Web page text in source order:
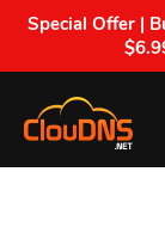
Special Offer |